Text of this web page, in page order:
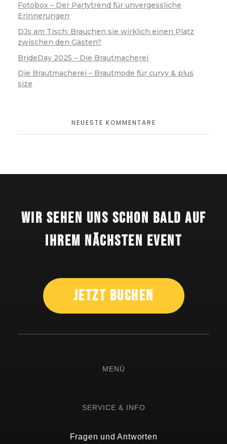
Fotobox – Der Partytrend für unvergessliche
Erinnerungen​
DJs am Tisch: Brauchen sie wirklich einen Platz
zwischen den Gästen?
BrideDay 2025 – Die Brautmacherei
Die Brautmacherei – Brautmode für curvy & plus
size
NEUESTE KOMMENTARE
Wir sehen uns schon bald auf
Ihrem nächsten Event
Jetzt Buchen
MENÜ
SERVICE & INFO
Fragen und Antworten